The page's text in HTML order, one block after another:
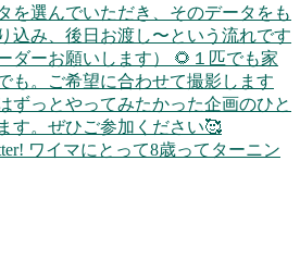
ワイマにとって8歳ってターニン